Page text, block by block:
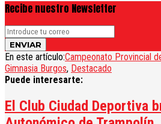
Recibe nuestro Newsletter
En este artículo:Campeonato Provincial
Gimnasia Burgos, Destacado
Puede interesarte:
El Club Ciudad Deportiva